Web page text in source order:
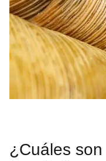
¿Cuáles